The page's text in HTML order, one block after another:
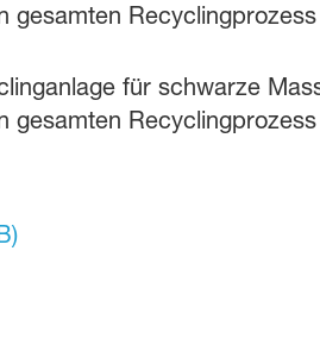
für schwarze
gesamten